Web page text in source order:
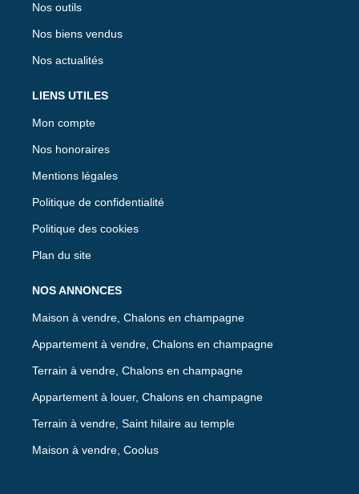
Nos outils
Nos biens vendus
Nos actualités
LIENS UTILES
Mon compte
Nos honoraires
Mentions légales
Politique de confidentialité
Politique des cookies
Plan du site
NOS ANNONCES
Maison à vendre, Chalons en champagne
Appartement à vendre, Chalons en champagne
Terrain à vendre, Chalons en champagne
Appartement à louer, Chalons en champagne
Terrain à vendre, Saint hilaire au temple
Maison à vendre, Coolus